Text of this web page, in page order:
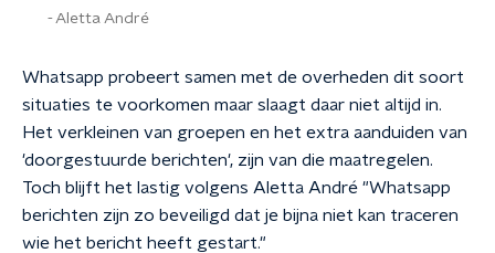
Aletta André
Whatsapp probeert samen met de overheden dit soort
situaties te voorkomen maar slaagt daar niet altijd in.
Het verkleinen van groepen en het extra aanduiden van
'doorgestuurde berichten', zijn van die maatregelen.
Toch blijft het lastig volgens Aletta André "Whatsapp
berichten zijn zo beveiligd dat je bijna niet kan traceren
wie het bericht heeft gestart."